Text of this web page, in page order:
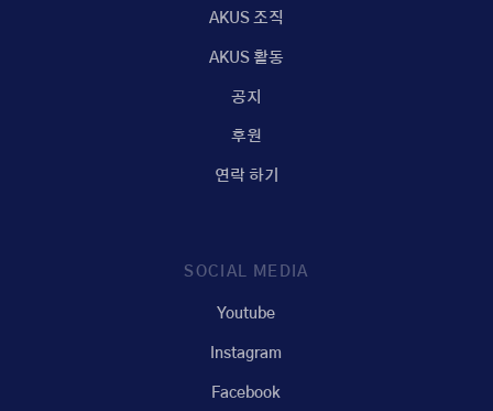
AKUS 조직
AKUS 활동
공지
후원
연락 하기
SOCIAL MEDIA
Youtube
Instagram
Facebook